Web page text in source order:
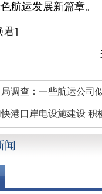
航运发展新篇章。
君]
调查：一些航运公司
港口岸电设施建设 积
闻